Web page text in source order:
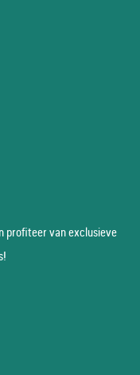
profiteer van exclusieve